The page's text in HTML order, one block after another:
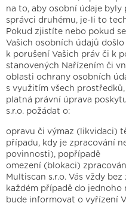
na to, aby osobní údaje
správci druhému, je-li to
Pokud zjistíte nebo pokud
Vašich osobních údajů
k porušení Vašich práv či k
stanovených Nařízením či
oblasti ochrany osobních
s využitím všech
platná právní úprava
s.r.o. požádat o:
opravu či výmaz (likvidaci)
případu, kdy je zpracování
povinnosti), popřípadě
omezení (blokaci)
Multiscan s.r.o. Vás vždy
každém případě do jednoho
bude informovat o vyřízení